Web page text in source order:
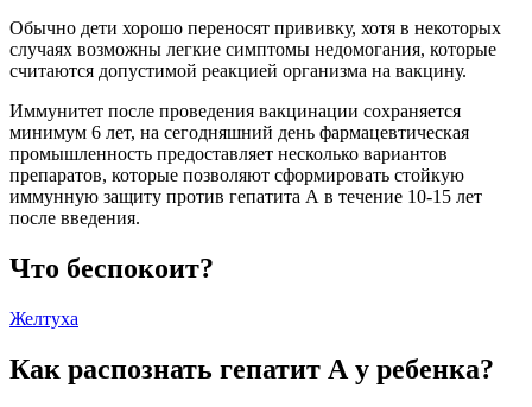
Обычно дети хорошо переносят прививку, хотя в некоторых
случаях возможны легкие симптомы недомогания, которые
считаются допустимой реакцией организма на вакцину.
Иммунитет после проведения вакцинации сохраняется
минимум 6 лет, на сегодняшний день фармацевтическая
промышленность предоставляет несколько вариантов
препаратов, которые позволяют сформировать стойкую
иммунную защиту против гепатита А в течение 10-15 лет
после введения.
Что беспокоит?
Желтуха
Как распознать гепатит А у ребенка?